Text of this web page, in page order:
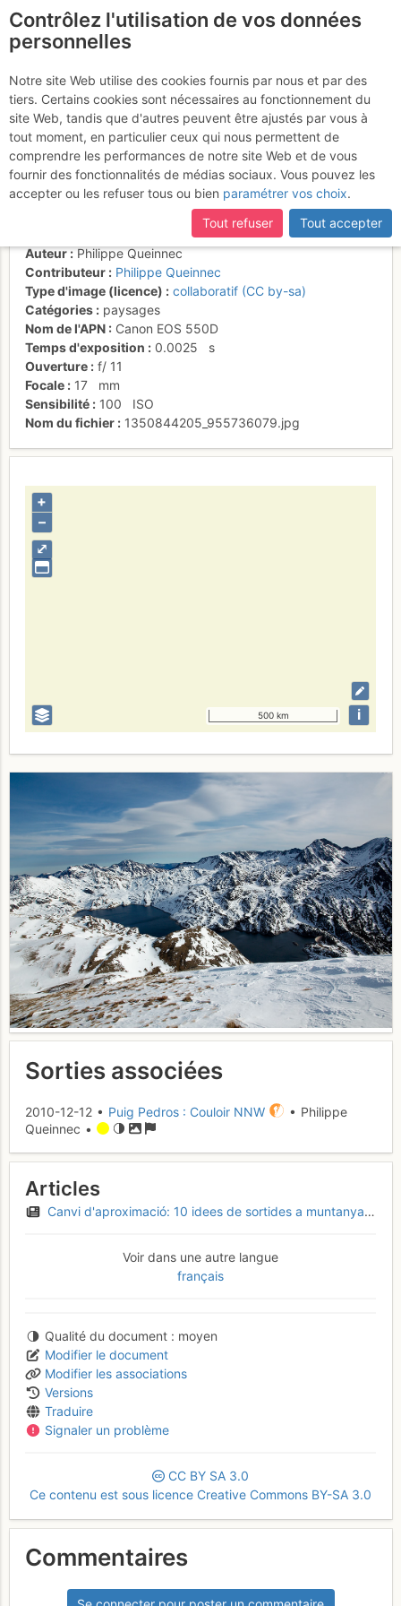
Estany de Lanós i el
Carlit des de vora el puig
de la Coma d'Or
12 déc. 2010 11:56
Auteur
Philippe Queinnec
Contributeur
Philippe Queinnec
Type d'image (licence)
collaboratif (CC by-sa)
Catégories
paysages
Nom de l'APN
Canon EOS 550D
Temps d'exposition
0.0025
s
Ouverture
f/ 11
Focale
17
mm
Sensibilité
100
ISO
Nom du fichier
1350844205_955736079.jpg
⤢
+
–
500 km i
Sorties associées
2010-12-12 • Puig Pedros : Couloir NNW
• Philippe
Queinnec •
Articles
Canvi d'aproximació: 10 idees de sortides a muntanya sense cotxe a la Catalunya Nord
Voir dans une autre langue
français
Qualité du document
moyen
Modifier le document
Modifier les associations
Versions
Traduire
Signaler un problème
CC BY SA 3.0
Ce contenu est sous licence Creative Commons BY-SA 3.0
Commentaires
Contrôlez l'utilisation de vos données
personnelles
Notre site Web utilise des cookies fournis par nous et par des
tiers. Certains cookies sont nécessaires au fonctionnement du
site Web, tandis que d'autres peuvent être ajustés par vous à
tout moment, en particulier ceux qui nous permettent de
comprendre les performances de notre site Web et de vous
fournir des fonctionnalités de médias sociaux. Vous pouvez les
accepter ou les refuser tous ou bien paramétrer vos choix.
Tout refuser
Tout accepter